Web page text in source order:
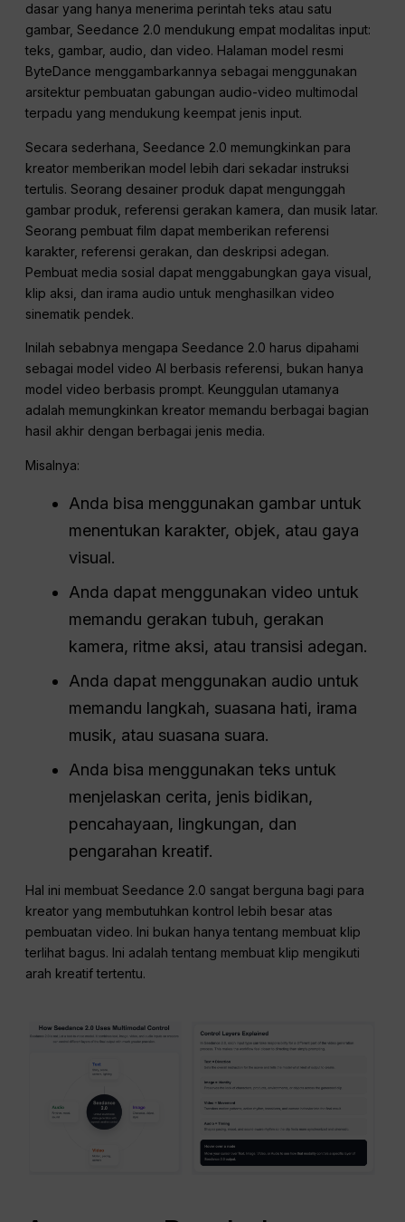
dasar yang hanya menerima perintah teks atau satu
gambar, Seedance 2.0 mendukung empat modalitas input:
teks, gambar, audio, dan video. Halaman model resmi
ByteDance menggambarkannya sebagai menggunakan
arsitektur pembuatan gabungan audio-video multimodal
terpadu yang mendukung keempat jenis input.
Secara sederhana, Seedance 2.0 memungkinkan para
kreator memberikan model lebih dari sekadar instruksi
tertulis. Seorang desainer produk dapat mengunggah
gambar produk, referensi gerakan kamera, dan musik latar.
Seorang pembuat film dapat memberikan referensi
karakter, referensi gerakan, dan deskripsi adegan.
Pembuat media sosial dapat menggabungkan gaya visual,
klip aksi, dan irama audio untuk menghasilkan video
sinematik pendek.
Inilah sebabnya mengapa Seedance 2.0 harus dipahami
sebagai model video AI berbasis referensi, bukan hanya
model video berbasis prompt. Keunggulan utamanya
adalah memungkinkan kreator memandu berbagai bagian
hasil akhir dengan berbagai jenis media.
Misalnya:
Anda bisa menggunakan gambar untuk
menentukan karakter, objek, atau gaya
visual.
Anda dapat menggunakan video untuk
memandu gerakan tubuh, gerakan
kamera, ritme aksi, atau transisi adegan.
Anda dapat menggunakan audio untuk
memandu langkah, suasana hati, irama
musik, atau suasana suara.
Anda bisa menggunakan teks untuk
menjelaskan cerita, jenis bidikan,
pencahayaan, lingkungan, dan
pengarahan kreatif.
Hal ini membuat Seedance 2.0 sangat berguna bagi para
kreator yang membutuhkan kontrol lebih besar atas
pembuatan video. Ini bukan hanya tentang membuat klip
terlihat bagus. Ini adalah tentang membuat klip mengikuti
arah kreatif tertentu.